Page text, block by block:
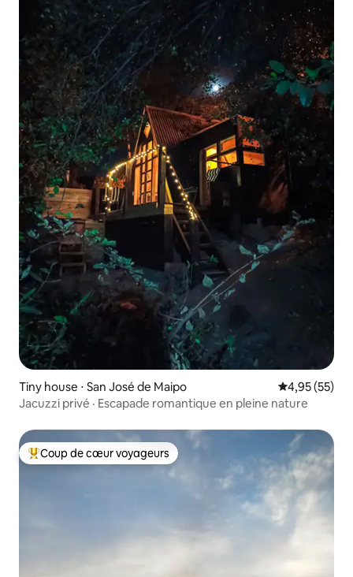
Tiny house ⋅ San José de Maipo Évaluation
4,95 (55)
Jacuzzi privé · Escapade romantique en pleine nature
Coups de cœur voyageurs les plus appréciés
Coup de cœur voyageurs